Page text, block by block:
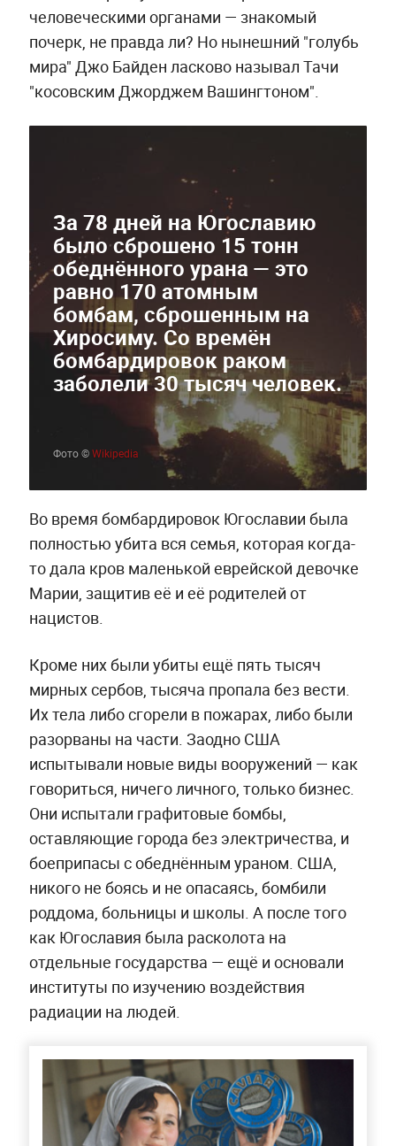
человеческими органами — знакомый
почерк, не правда ли? Но нынешний "голубь
мира" Джо Байден ласково называл Тачи
"косовским Джорджем Вашингтоном".
За 78 дней на Югославию
было сброшено 15 тонн
обеднённого урана — это
равно 170 атомным
бомбам, сброшенным на
Хиросиму. Со времён
бомбардировок раком
заболели 30 тысяч человек.
Фото ©Wikipedia
Во время бомбардировок Югославии была
полностью убита вся семья, которая когда-
то дала кров маленькой еврейской девочке
Марии, защитив её и её родителей от
нацистов.
Кроме них были убиты ещё пять тысяч
мирных сербов, тысяча пропала без вести.
Их тела либо сгорели в пожарах, либо были
разорваны на части. Заодно США
испытывали новые виды вооружений — как
говориться, ничего личного, только бизнес.
Они испытали графитовые бомбы,
оставляющие города без электричества, и
боеприпасы с обеднённым ураном. США,
никого не боясь и не опасаясь, бомбили
роддома, больницы и школы. А после того
как Югославия была расколота на
отдельные государства — ещё и основали
институты по изучению воздействия
радиации на людей.